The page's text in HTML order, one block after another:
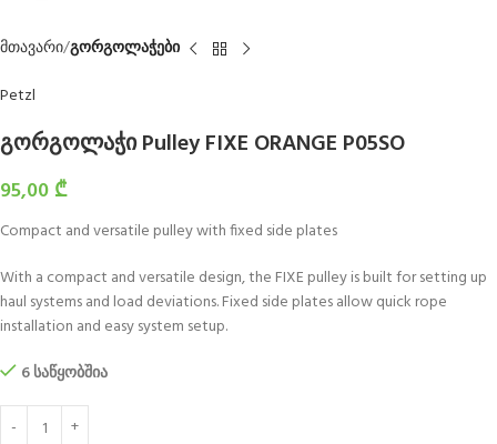
მთავარი გორგოლაჭები
Petzl
გორგოლაჭი Pulley FIXE ORANGE P05SO
95,00 ₾
Compact and versatile pulley with fixed side plates
With a compact and versatile design, the FIXE pulley is built for setting up
haul systems and load deviations. Fixed side plates allow quick rope
installation and easy system setup.
6 საწყობშია